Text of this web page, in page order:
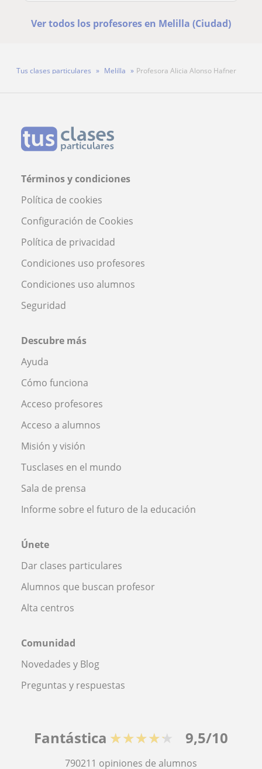
Ver todos los profesores en Melilla (Ciudad)
Tus clases particulares Melilla Profesora Alicia Alonso Hafner
Términos y condiciones
Política de cookies
Configuración de Cookies
Política de privacidad
Condiciones uso profesores
Condiciones uso alumnos
Seguridad
Descubre más
Ayuda
Cómo funciona
Acceso profesores
Acceso a alumnos
Misión y visión
Tusclases en el mundo
Sala de prensa
Informe sobre el futuro de la educación
Únete
Dar clases particulares
Alumnos que buscan profesor
Alta centros
Comunidad
Novedades y Blog
Preguntas y respuestas
Fantástica ★★★★★ 9,5/10
790211 opiniones de alumnos